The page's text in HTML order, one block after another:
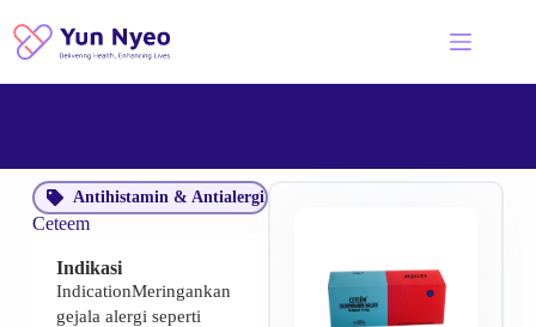
Antihistamin & Antialergi
Ceteem
Indikasi
IndicationMeringankan
gejala alergi seperti